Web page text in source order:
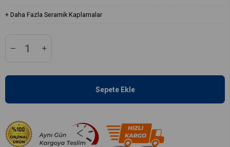
+ Daha Fazla Seramik Kaplamalar